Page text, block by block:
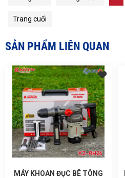
Trang cuối
SẢN PHẨM LIÊN QUAN
MÁY KHOAN ĐỤC BÊ TÔNG